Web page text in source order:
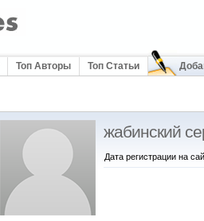
Топ Авторы Топ Статьи
жабинский
Дата регистрации на